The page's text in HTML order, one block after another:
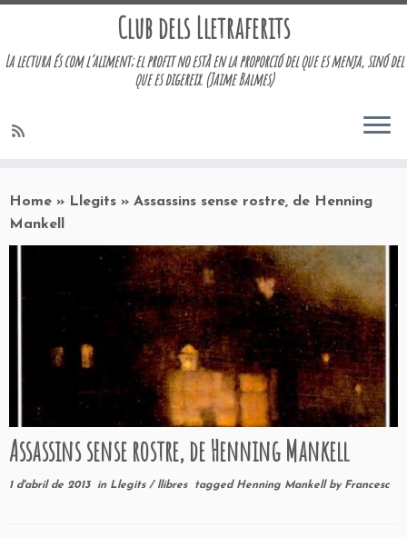
to
content
Club dels Lletraferits
La lectura és com l’aliment; el profit no està en la proporció del que es menja, sinó del
que es digereix. (Jaime Balmes)
Home » Llegits » Assassins sense rostre, de Henning
Mankell
Assassins sense rostre, de Henning Mankell
1 d'abril de 2013in Llegits / llibres tagged Henning Mankell by Francesc